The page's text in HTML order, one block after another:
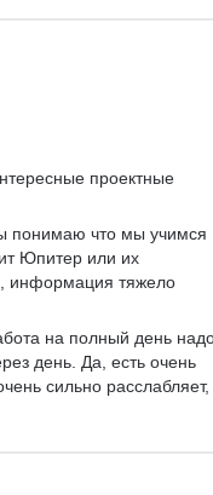
проектные
понимаю что мы учимся
Юпитер или их
информация тяжело
на полный день
день. Да, есть очень
сильно расслабляет,